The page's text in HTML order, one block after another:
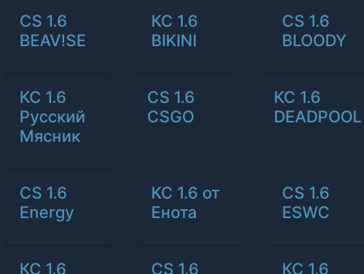
CS 1.6
BEAV!SE
КС 1.6
BIKINI
CS 1.6
BLOODY
КС 1.6
Русский
Мясник
CS 1.6
CSGO
КС 1.6
DEADPOOL
CS 1.6
Energy
КС 1.6 от
Енота
CS 1.6
ESWC
КС 1.6
CS 1.6
КС 1.6